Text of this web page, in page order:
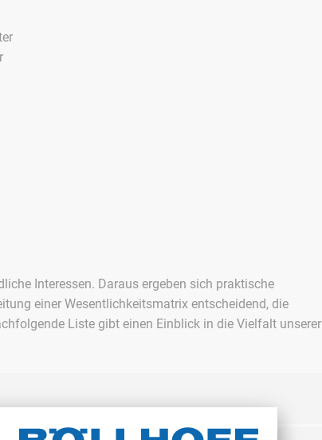
Interessen. Daraus ergeben sich praktische
einer Wesentlichkeitsmatrix entscheidend, die
Liste gibt einen Einblick in die Vielfalt unserer